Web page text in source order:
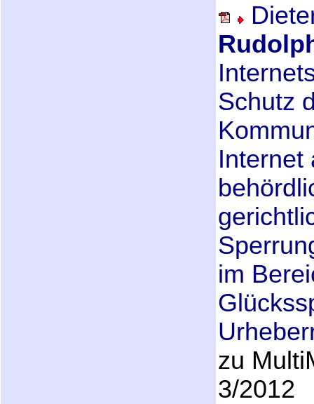
Schutz
Internet
im
zu
3/2012